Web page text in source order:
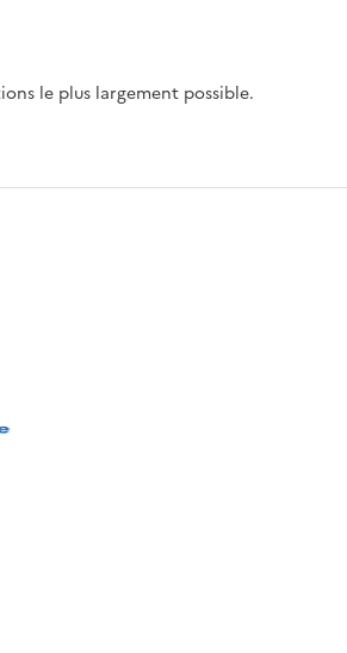
le plus largement possible.